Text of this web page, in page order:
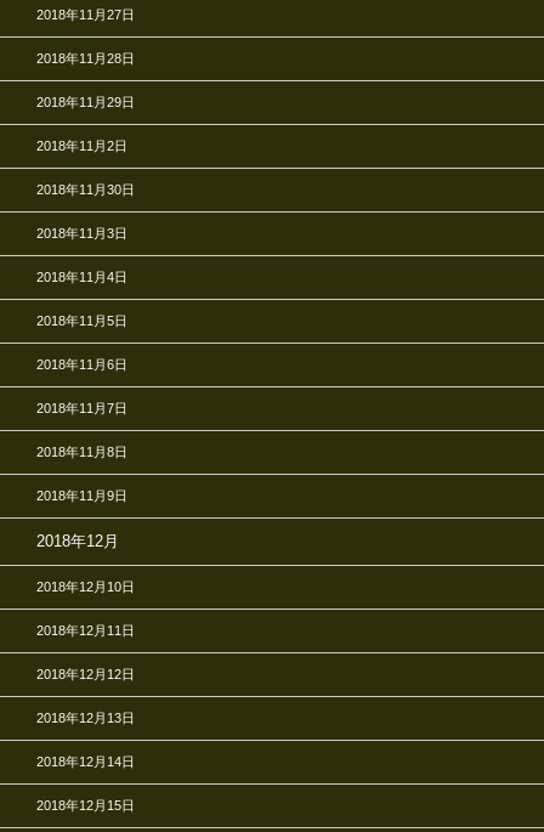
2018年11月27日
2018年11月28日
2018年11月29日
2018年11月2日
2018年11月30日
2018年11月3日
2018年11月4日
2018年11月5日
2018年11月6日
2018年11月7日
2018年11月8日
2018年11月9日
2018年12月
2018年12月10日
2018年12月11日
2018年12月12日
2018年12月13日
2018年12月14日
2018年12月15日